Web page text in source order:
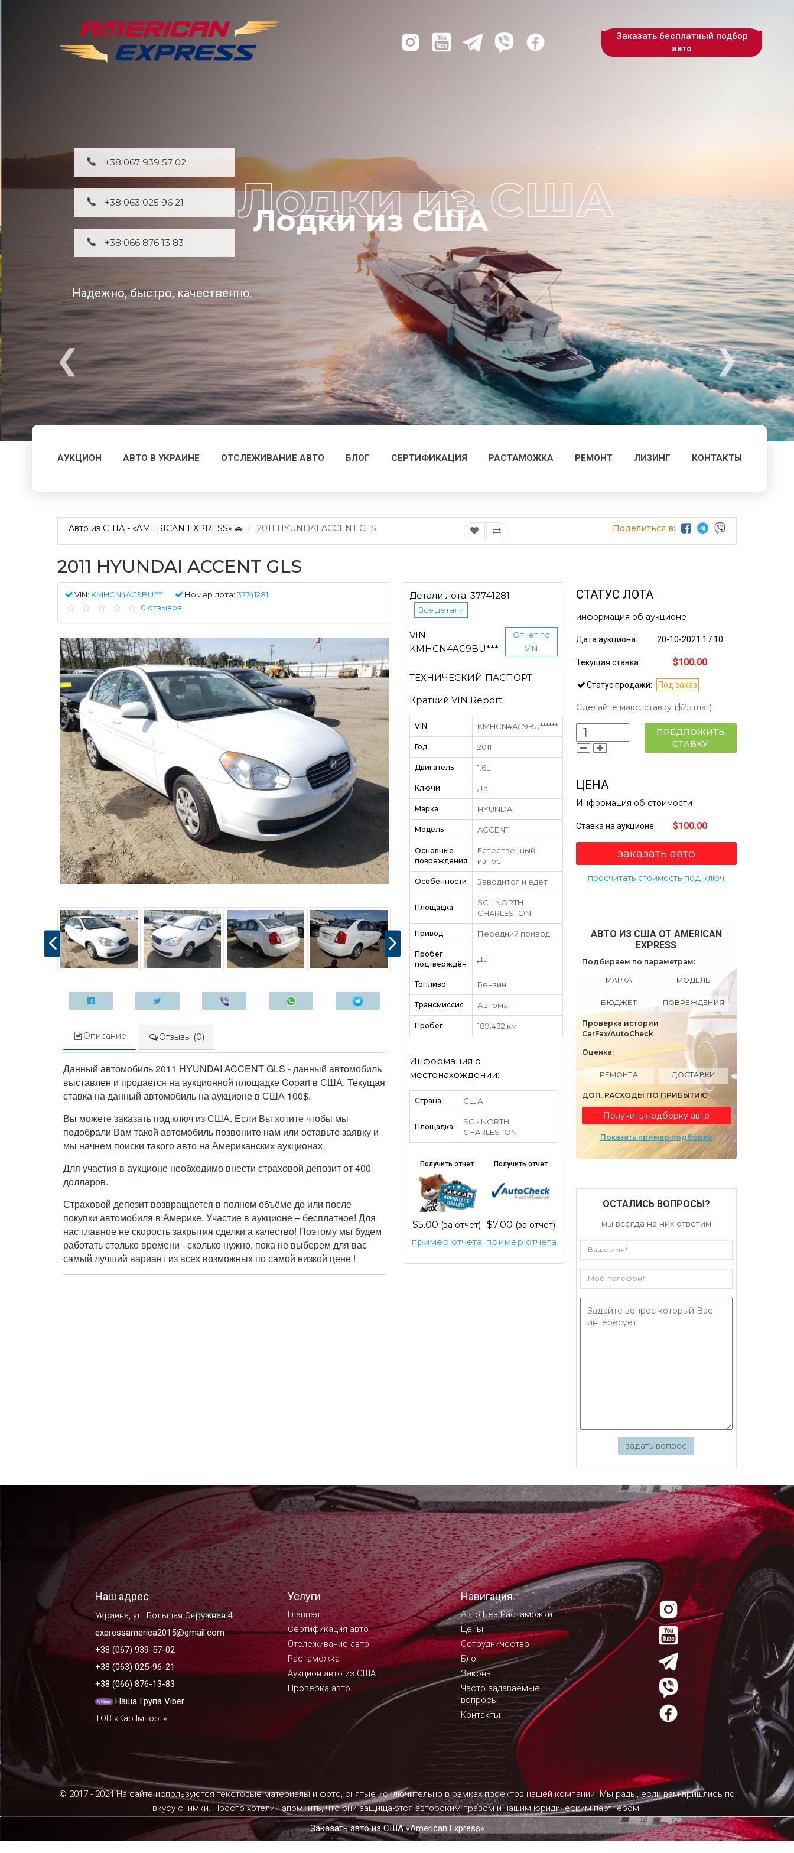
Лодки из США
+38 067 939 57 02
+38 063 025 96 21
+38 066 876 13 83
Надежно, быстро, качественно.
Заказать бесплатный подбор
авто
АУКЦИОН АВТО В УКРАИНЕ ОТСЛЕЖИВАНИЕ АВТО БЛОГ СЕРТИФИКАЦИЯ РАСТАМОЖКА РЕМОНТ ЛИЗИНГ КОНТАКТЫ
Авто из США - «AMERICAN EXPRESS» 🚗 2011 HYUNDAI ACCENT GLS Поделиться в:
2011 HYUNDAI ACCENT GLS
VIN: KMHCN4AC9BU*** Номер лота: 37741281
0 отзывов
Описание Отзывы (0)
Данный автомобиль 2011 HYUNDAI ACCENT GLS - данный автомобиль
выставлен и продается на аукционной площадке Copart в США. Текущая
ставка на данный автомобиль на аукционе в США 100$.
Вы можете заказать под ключ из США. Если Вы хотите чтобы мы
подобрали Вам такой автомобиль позвоните нам или оставьте заявку и
мы начнем поиски такого авто на Американских аукционах.
Для участия в аукционе необходимо внести страховой депозит от 400
долларов.
Страховой депозит возвращается в полном объёме до или после
покупки автомобиля в Америке. Участие в аукционе – бесплатное! Для
нас главное не скорость закрытия сделки а качество! Поэтому мы будем
работать столько времени - сколько нужно, пока не выберем для вас
самый лучший вариант из всех возможных по самой низкой цене !
Детали лота: 37741281
Все детали
VIN:
KMHCN4AC9BU***
Отчет по
VIN
ТЕХНИЧЕСКИЙ ПАСПОРТ
Краткий VIN Report
VIN KMHCN4AC9BU******
Год 2011
Двигатель 1.6L
Ключи Да
Марка HYUNDAI
Модель ACCENT
Основные
повреждения
Естественный
износ
Особенности Заводится и едет
Площадка
SC - NORTH
CHARLESTON
Привод Передний привод
Пробег
подтверждён
Да
Топливо Бензин
Трансмиссия Автомат
Пробег 189.432 км
Информация о
местонахождении:
Страна США
Площадка
SC - NORTH
CHARLESTON
Получить отчет
$5.00 (за отчет)
пример отчета
Получить отчет
$7.00 (за отчет)
пример отчета
СТАТУС ЛОТА
информация об аукционе
Дата аукциона: 20-10-2021 17:10
Текущая ставка: $100.00
Статус продажи: Под заказ
Сделайте макс. ставку ($25 шаг)
ПРЕДЛОЖИТЬ
СТАВКУ
ЦЕНА
Информация об стоимости
Ставка на аукционе: $100.00
заказать авто
просчитать стоимость под ключ
АВТО ИЗ США ОТ AMERICAN
EXPRESS
Подбираем по параметрам:
МАРКА МОДЕЛЬ
БЮДЖЕТ ПОВРЕЖДЕНИЯ
Проверка истории
CarFax/AutoCheck
Оценка:
РЕМОНТА ДОСТАВКИ
ДОП. РАСХОДЫ ПО ПРИБЫТИЮ
Получить подборку авто
Показать пример подборки
ОСТАЛИСЬ ВОПРОСЫ?
мы всегда на них ответим
задать вопрос
Наш адрес
Украина, ул. Большая Окружная 4
expressamerica2015@gmail.com
+38 (067) 939-57-02
+38 (063) 025-96-21
+38 (066) 876-13-83
Наша Група Viber
ТОВ «Кар Імпорт»
Услуги
Главная
Сертификация авто
Отслеживание авто
Растаможка
Аукцион авто из США
Проверка авто
Навигация
Авто Без Растаможки
Цены
Сотрудничество
Блог
Законы
Часто задаваемые
вопросы
Контакты
© 2017 - 2024 На сайте используются текстовые материалы и фото, снятые исключительно в рамках проектов нашей компании. Мы рады, если вам пришлись по
вкусу снимки. Просто хотели напомнить, что они защищаются авторским правом и нашим юридическим партнером.
Заказать авто из США «American Express»